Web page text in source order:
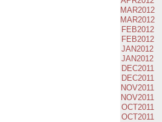
MAR2012
MAR2012
FEB2012
FEB2012
JAN2012
JAN2012
DEC2011
DEC2011
NOV2011
NOV2011
OCT2011
OCT2011